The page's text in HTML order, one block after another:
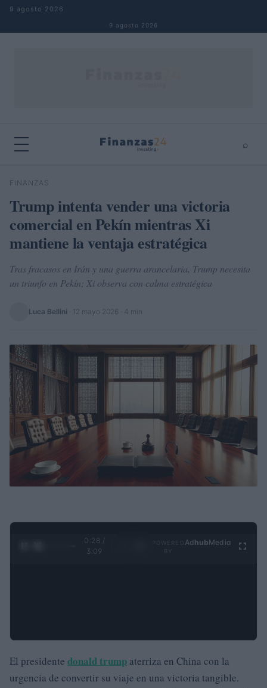
Saltar al contenido
9 agosto 2026
9 agosto 2026
⌕
Buscar
FINANZAS
Trump intenta vender una victoria
comercial en Pekín mientras Xi
mantiene la ventaja estratégica
Tras fracasos en Irán y una guerra arancelaria, Trump necesita
un triunfo en Pekín; Xi observa con calma estratégica
Luca Bellini 12 mayo 2026 · 4 min
0:29 /
3:09
Ad hubMedia
El presidente donald trump aterriza en China con la
urgencia de convertir su viaje en una victoria tangible.